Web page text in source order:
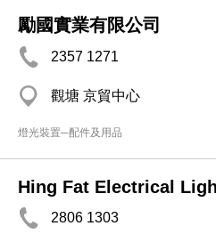
勵國實業有限公司
2357 1271
觀塘 京貿中心
燈光裝置─配件及用品
Hing Fat Electrical
2806 1303